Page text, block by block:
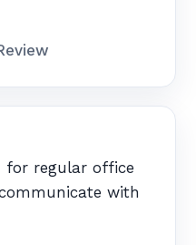
for regular office
with